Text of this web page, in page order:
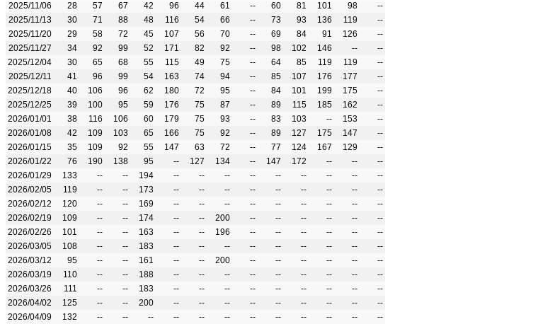
2025/11/06
28 57 67 42 96 44 61 -- 60 81 101 98
--
2025/11/13
30 71 88 48 116 54 66 -- 73 93 136 119
--
2025/11/20
29 58 72 45 107 56 70 -- 69 84 91 126
--
2025/11/27
34 92 99 52 171 82 92 -- 98 102 146 --
--
2025/12/04
30 65 68 55 115 49 75 -- 64 85 119 119
--
2025/12/11
41 96 99 54 163 74 94 -- 85 107 176 177
--
2025/12/18
40 106 96 62 180 72 95 -- 84 101 199 175
--
2025/12/25
39 100 95 59 176 75 87 -- 89 115 185 162
--
2026/01/01
38 116 106 60 179 75 93 -- 83 103 -- 153
--
2026/01/08
42 109 103 65 166 75 92 -- 89 127 175 147
--
2026/01/15
35 109 92 55 147 63 72 -- 77 124 167 129
--
2026/01/22
76 190 138 95 -- 127 134 -- 147 172 -- --
--
2026/01/29
133 -- -- 194 -- -- -- -- -- -- -- --
--
2026/02/05
119 -- -- 173 -- -- -- -- -- -- -- --
--
2026/02/12
120 -- -- 169 -- -- -- -- -- -- -- --
--
2026/02/19
109 -- -- 174 -- -- 200 -- -- -- -- --
--
2026/02/26
101 -- -- 163 -- -- 196 -- -- -- -- --
--
2026/03/05
108 -- -- 183 -- -- -- -- -- -- -- --
--
2026/03/12
95 -- -- 161 -- -- 200 -- -- -- -- --
--
2026/03/19
110 -- -- 188 -- -- -- -- -- -- -- --
--
2026/03/26
111 -- -- 183 -- -- -- -- -- -- -- --
--
2026/04/02
125 -- -- 200 -- -- -- -- -- -- -- --
--
2026/04/09
132 -- -- -- -- -- -- -- -- -- -- -- --